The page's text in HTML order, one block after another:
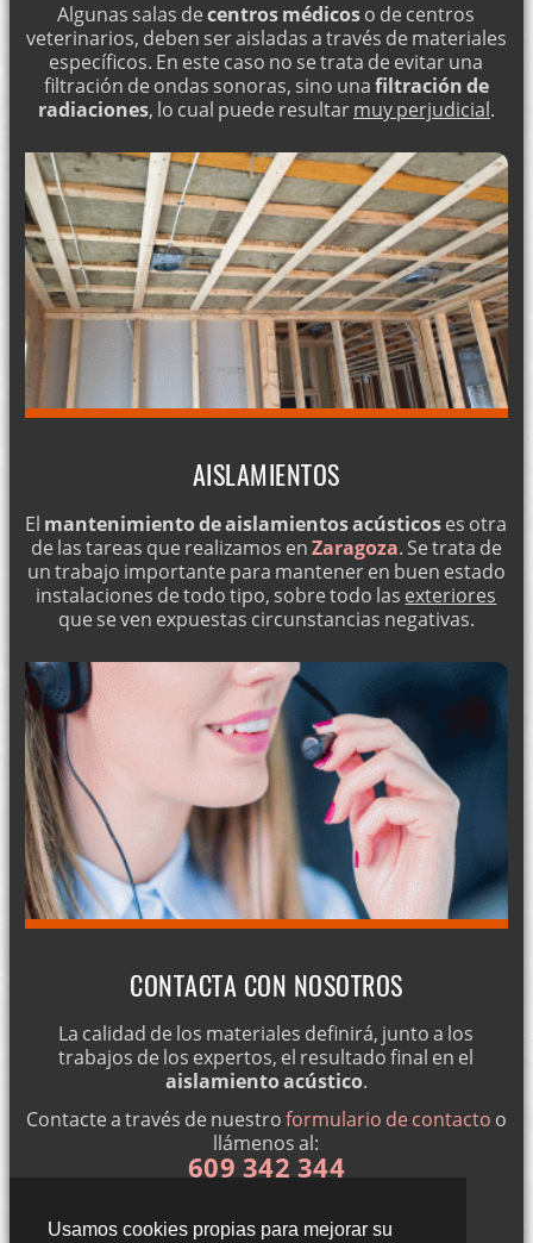
Usamos cookies propias para mejorar su
Algunas salas decentros médicoso de centros
veterinarios, deben ser aisladas a través de materiales
específicos. En este caso no se trata de evitar una
filtración de ondas sonoras, sino unafiltración de
radiaciones, lo cual puede resultarmuy perjudicial.
AISLAMIENTOS
El mantenimiento de aislamientos acústicoses otra
de las tareas que realizamos enZaragoza. Se trata de
un trabajo importante para mantener en buen estado
instalaciones de todo tipo, sobre todo las exteriores
que se ven expuestas circunstancias negativas.
CONTACTA CON NOSOTROS
La calidad de los materiales definirá, junto a los
trabajos de los expertos, el resultado final en el
aislamiento acústico.
Contacte a través de nuestroformulario de contacto o
llámenos al:
609 342 344